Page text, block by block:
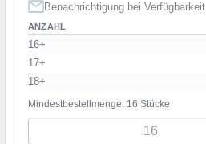
Benachrichtigung bei Verfügbarkeit
ANZAHL
16+
17+
18+
Mindestbestellmenge: 16 Stücke